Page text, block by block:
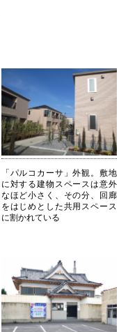
「パルコカーサ」外観。敷地
に対する建物スペースは意外
なほど小さく、その分、回廊
をはじめとした共用スペース
に割かれている